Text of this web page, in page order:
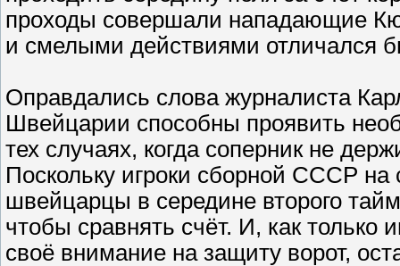
проходы совершали нападающие
и смелыми действиями отличался
Оправдались слова журналиста
Швейцарии способны проявить
тех случаях, когда соперник не
Поскольку игроки сборной СССР
швейцарцы в середине второго
чтобы сравнять счёт. И, как
своё внимание на защиту ворот,